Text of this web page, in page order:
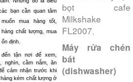
bạn cần quan tâm
mua hàng tốt,
hàng chất lượng, mua
ổn định.
đến tận nơi để xem,
nghìn, cầm nắm, ăn
cảm nhận trước khi
kém chất lượng ở
bọt cafe
Milkshake
FL2007,
Máy rửa chén
bát
(dishwasher)